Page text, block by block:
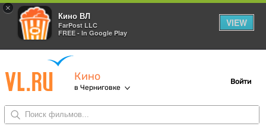
×
Кино ВЛ
FarPost LLC
FREE - In Google Play
VIEW
Кино
в Черниговке
Войти